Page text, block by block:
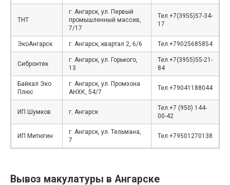
ТНТ
г. Ангарск, ул. Первый
промышленный массив,
7/17
Тел.+7(3955)57-34-
17
ЭкоАнгарск г. Ангарск, квартал 2, 6/6 Тел.+79025685854
Сибронтек
г. Ангарск, ул. Горького,
13
Тел.+7(3955)55-21-
84
Байкал Эко
Плюс
г. Ангарск, ул. Промзона
АНХК, 54/7
Тел.+79041188044
ИП Шумков г. Ангарск
Тел.+7 (950) 144-
00-42
ИП Митюгин
г. Ангарск, ул. Тельмана,
7
Тел.+79501270138
Вывоз макулатуры в Ангарске